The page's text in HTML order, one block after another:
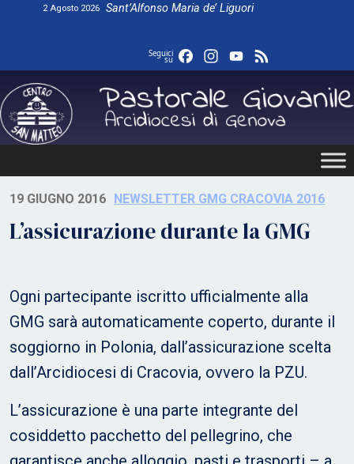
2 Agosto 2026 Sant’Alfonso Maria de’ Liguori
Seguici
su FacebookInstagram
YouTube
19 GIUGNO 2016 NEWSLETTER GMG CRACOVIA 2016
L’assicurazione durante la GMG
Ogni partecipante iscritto ufficialmente alla
GMG sarà automaticamente coperto, durante il
soggiorno in Polonia, dall’assicurazione scelta
dall’Arcidiocesi di Cracovia, ovvero la PZU.
L’assicurazione è una parte integrante del
cosiddetto pacchetto del pellegrino, che